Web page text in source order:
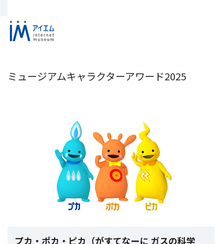
ミュージアムキャラクターアワード2025
プカ・ポカ・ピカ（がすてなーに ガスの科学